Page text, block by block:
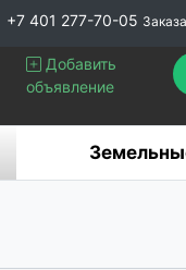
+7 401 277-70-05
Добавить
объявление